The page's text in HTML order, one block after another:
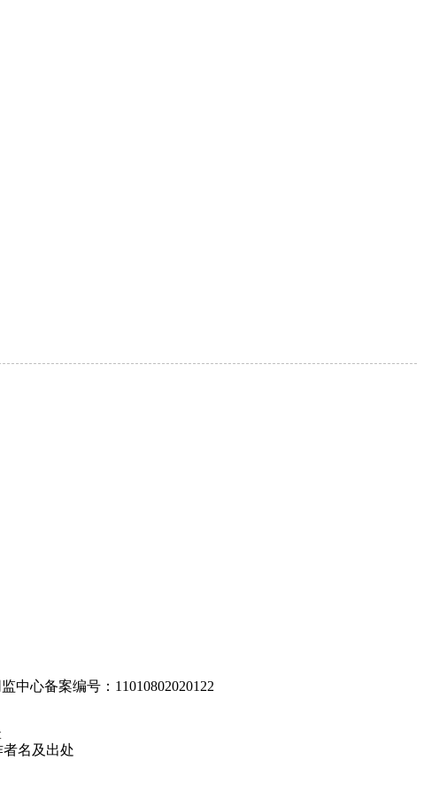
中心备案编号：11010802020122
名及出处